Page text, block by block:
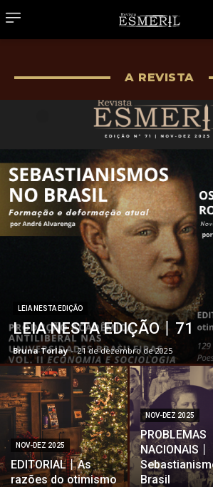
A REVISTA
LEIA NESTA EDIÇÃO
LEIA NESTA EDIÇÃO丨71
Bruna Torlay - 21 de dezembro de 2025
NOV-DEZ 2025
EDITORIAL丨As
razões do otimismo
NOV-DEZ 2025
PROBLEMAS
NACIONAIS丨
Brasil